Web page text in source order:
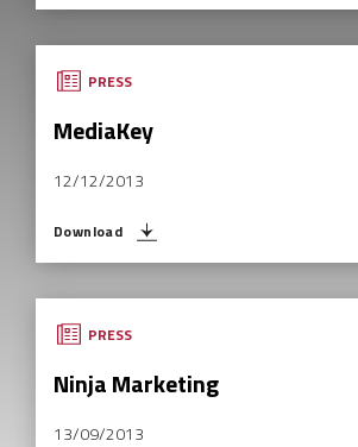
PRESS
MediaKey
12/12/2013
Download
PRESS
Ninja Marketing
13/09/2013